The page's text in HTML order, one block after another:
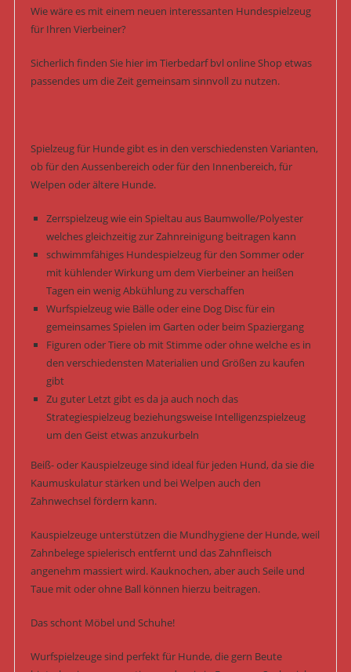
Wie wäre es mit einem neuen interessanten Hundespielzeug
für Ihren Vierbeiner?
Sicherlich finden Sie hier im Tierbedarf bvl online Shop etwas
passendes um die Zeit gemeinsam sinnvoll zu nutzen.
Spielzeug für Hunde gibt es in den verschiedensten Varianten,
ob für den Aussenbereich oder für den Innenbereich, für
Welpen oder ältere Hunde.
Zerrspielzeug wie ein Spieltau aus Baumwolle/Polyester
welches gleichzeitig zur Zahnreinigung beitragen kann
schwimmfähiges Hundespielzeug für den Sommer oder
mit kühlender Wirkung um dem Vierbeiner an heißen
Tagen ein wenig Abkühlung zu verschaffen
Wurfspielzeug wie Bälle oder eine Dog Disc für ein
gemeinsames Spielen im Garten oder beim Spaziergang
Figuren oder Tiere ob mit Stimme oder ohne welche es in
den verschiedensten Materialien und Größen zu kaufen
gibt
Zu guter Letzt gibt es da ja auch noch das
Strategiespielzeug beziehungsweise Intelligenzspielzeug
um den Geist etwas anzukurbeln
Beiß- oder Kauspielzeuge sind ideal für jeden Hund, da sie die
Kaumuskulatur stärken und bei Welpen auch den
Zahnwechsel fördern kann.
Kauspielzeuge unterstützen die Mundhygiene der Hunde, weil
Zahnbelege spielerisch entfernt und das Zahnfleisch
angenehm massiert wird. Kauknochen, aber auch Seile und
Taue mit oder ohne Ball können hierzu beitragen.
Das schont Möbel und Schuhe!
Wurfspielzeuge sind perfekt für Hunde, die gern Beute